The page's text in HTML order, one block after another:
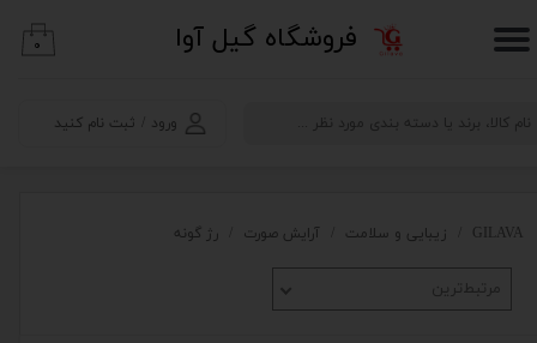
​فروشگاه گیل آوا
ورود ثبت نام کنید
حساب کاربری من
۰
GILAVA زیبایی و سلامت آرایش صورت رژ گونه
مرتبط‌ترین